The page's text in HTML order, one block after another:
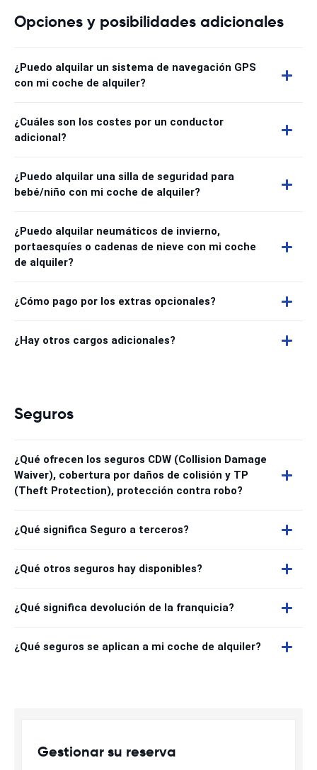
Opciones y posibilidades adicionales
¿Puedo alquilar un sistema de navegación GPS
con mi coche de alquiler?
¿Cuáles son los costes por un conductor
adicional?
¿Puedo alquilar una silla de seguridad para
bebé/niño con mi coche de alquiler?
¿Puedo alquilar neumáticos de invierno,
portaesquíes o cadenas de nieve con mi coche
de alquiler?
¿Cómo pago por los extras opcionales?
¿Hay otros cargos adicionales?
Seguros
¿Qué ofrecen los seguros CDW (Collision Damage
Waiver), cobertura por daños de colisión y TP
(Theft Protection), protección contra robo?
¿Qué significa Seguro a terceros?
¿Qué otros seguros hay disponibles?
¿Qué significa devolución de la franquicia?
¿Qué seguros se aplican a mi coche de alquiler?
Gestionar su reserva